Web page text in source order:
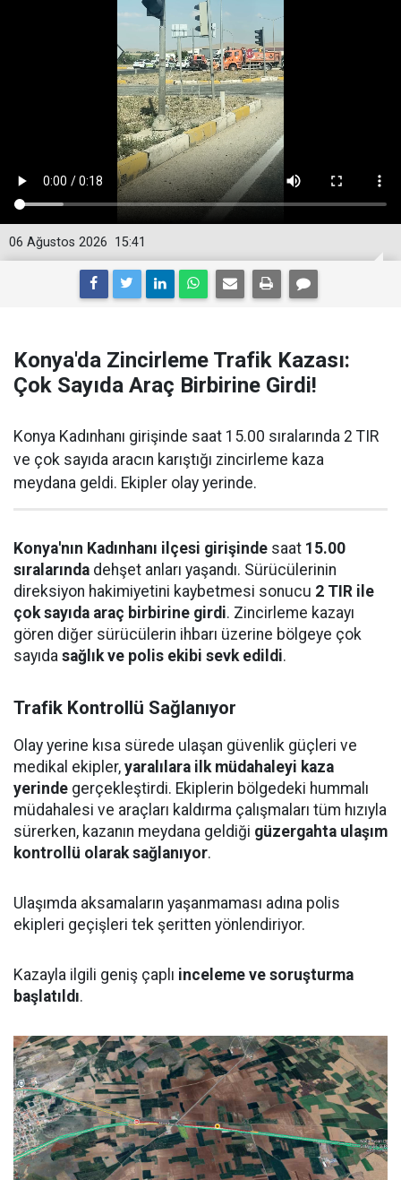
15:41
06 Ağustos 2026
Konya'da Zincirleme Trafik Kazası:
Çok Sayıda Araç Birbirine Girdi!
Konya Kadınhanı girişinde saat 15.00 sıralarında 2 TIR
ve çok sayıda aracın karıştığı zincirleme kaza
meydana geldi. Ekipler olay yerinde.
Konya'nın Kadınhanı ilçesi girişinde saat 15.00
sıralarında dehşet anları yaşandı. Sürücülerinin
direksiyon hakimiyetini kaybetmesi sonucu 2 TIR ile
çok sayıda araç birbirine girdi. Zincirleme kazayı
gören diğer sürücülerin ihbarı üzerine bölgeye çok
sayıda sağlık ve polis ekibi sevk edildi.
Trafik Kontrollü Sağlanıyor
Olay yerine kısa sürede ulaşan güvenlik güçleri ve
medikal ekipler, yaralılara ilk müdahaleyi kaza
yerinde gerçekleştirdi. Ekiplerin bölgedeki hummalı
müdahalesi ve araçları kaldırma çalışmaları tüm hızıyla
sürerken, kazanın meydana geldiği güzergahta ulaşım
kontrollü olarak sağlanıyor.
Ulaşımda aksamaların yaşanmaması adına polis
ekipleri geçişleri tek şeritten yönlendiriyor.
Kazayla ilgili geniş çaplı inceleme ve soruşturma
başlatıldı.